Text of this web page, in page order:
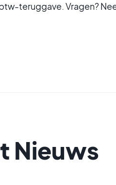
teruggave. Vragen?
Nieuws